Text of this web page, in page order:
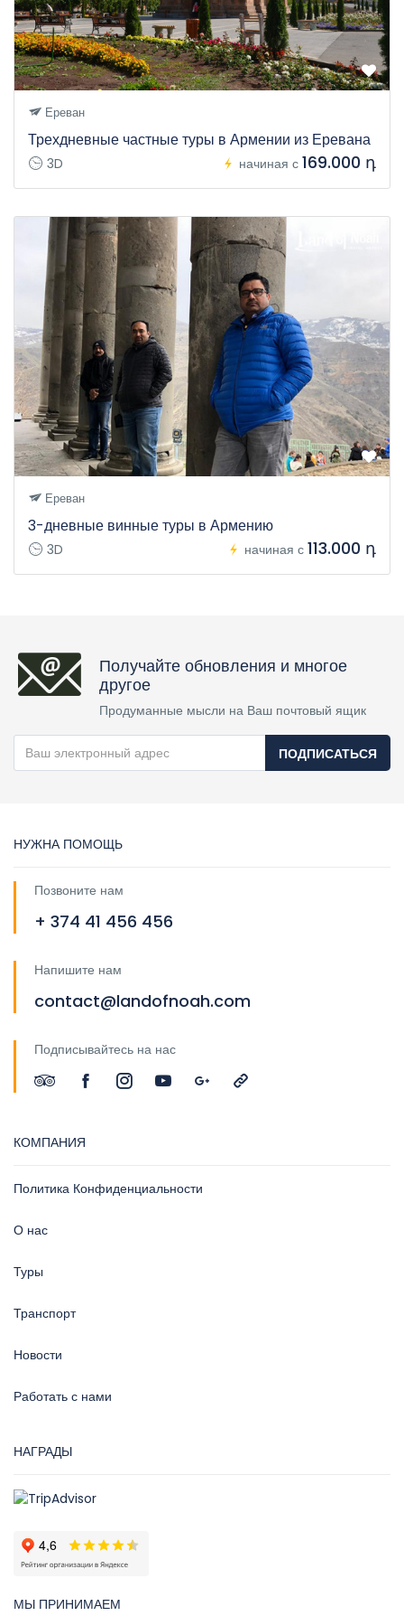
Ереван
Трехдневные частные туры в Армении из Еревана
3D начиная с 169.000 դ
Ереван
3-дневные винные туры в Армению
3D начиная с 113.000 դ
Получайте обновления и многое
другое
Продуманные мысли на Ваш почтовый ящик
ПОДПИСАТЬСЯ
НУЖНА ПОМОЩЬ
Позвоните нам
+ 374 41 456 456
Напишите нам
contact@landofnoah.com
Подписывайтесь на нас
КОМПАНИЯ
Политика Конфиденциальности
О нас
Туры
Транспорт
Новости
Работать с нами
НАГРАДЫ
МЫ ПРИНИМАЕМ